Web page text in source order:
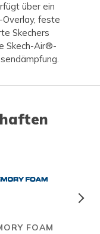
über ein
feste
Skechers
Skech-Air®-
FOAM